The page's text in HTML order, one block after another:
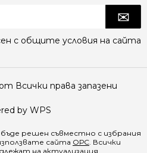
с общите условия на сайта
Всички права запазени
by WPS
решен съвместно с избрания
сайта ОРС . Всички
на актуализация.